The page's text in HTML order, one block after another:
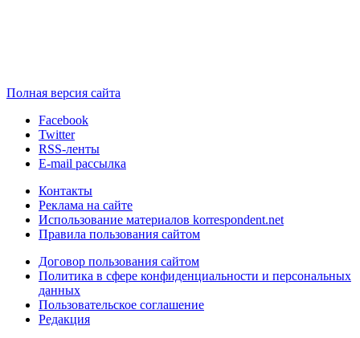
Полная версия сайта
Facebook
Twitter
RSS-ленты
E-mail рассылка
Контакты
Реклама на сайте
Использование материалов korrespondent.net
Правила пользования сайтом
Договор пользования сайтом
Политика в сфере конфиденциальности и персональных
данных
Пользовательское соглашение
Редакция